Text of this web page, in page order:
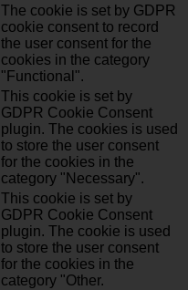
The cookie is set by GDPR
cookie consent to record
the user consent for the
cookies in the category
"Functional".
This cookie is set by
GDPR Cookie Consent
plugin. The cookies is used
to store the user consent
for the cookies in the
category "Necessary".
This cookie is set by
GDPR Cookie Consent
plugin. The cookie is used
to store the user consent
for the cookies in the
category "Other.